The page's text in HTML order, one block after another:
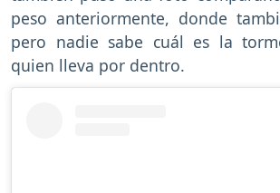
peso anteriormente, donde
pero nadie sabe cuál es la
quien lleva por dentro.